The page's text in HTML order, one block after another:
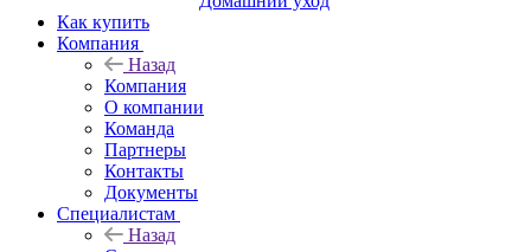
Как купить
Компания
Назад
Компания
О компании
Команда
Партнеры
Контакты
Документы
Специалистам
Назад